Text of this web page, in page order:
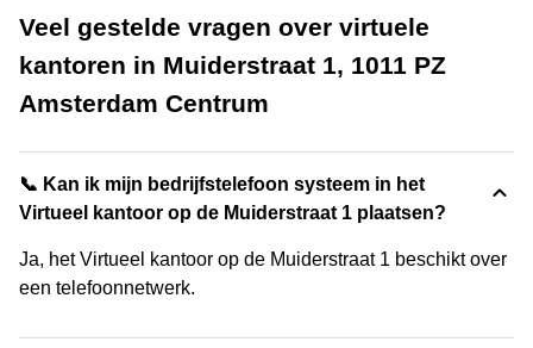
Veel gestelde vragen over virtuele
kantoren in Muiderstraat 1, 1011 PZ
Amsterdam Centrum
📞 Kan ik mijn bedrijfstelefoon systeem in het
Virtueel kantoor op de Muiderstraat 1 plaatsen?
Ja, het Virtueel kantoor op de Muiderstraat 1 beschikt over
een telefoonnetwerk.